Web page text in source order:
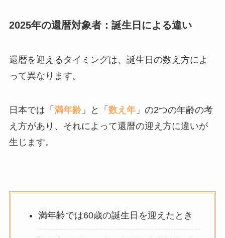
2025年の還暦対象者：誕生日による違い
還暦を迎えるタイミングは、誕生日の数え方によ
って異なります。
日本では「 満年齢」と「 数え年」の2つの年齢の考
え方があり、それによって還暦の迎え方に違いが
生じます。
満年齢では60歳の誕生日を迎えたとき